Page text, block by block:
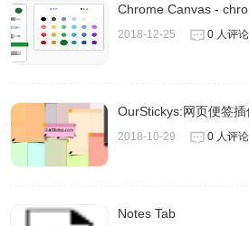
Chrome Canvas -
2018-12-25 0 人评论
OurStickys:网页便签插
2018-10-29 0 人评论
Notes Tab